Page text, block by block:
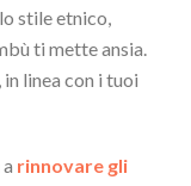
stile etnico,
ti mette ansia.
in linea con i tuoi
rinnovare gli